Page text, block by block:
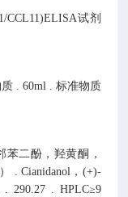
CCL11)ELISA试剂
. 60ml . 标准物质
苯二酚，羟黄酮，
. Cianidanol，(+)-
. 290.27 . HPLC≥9